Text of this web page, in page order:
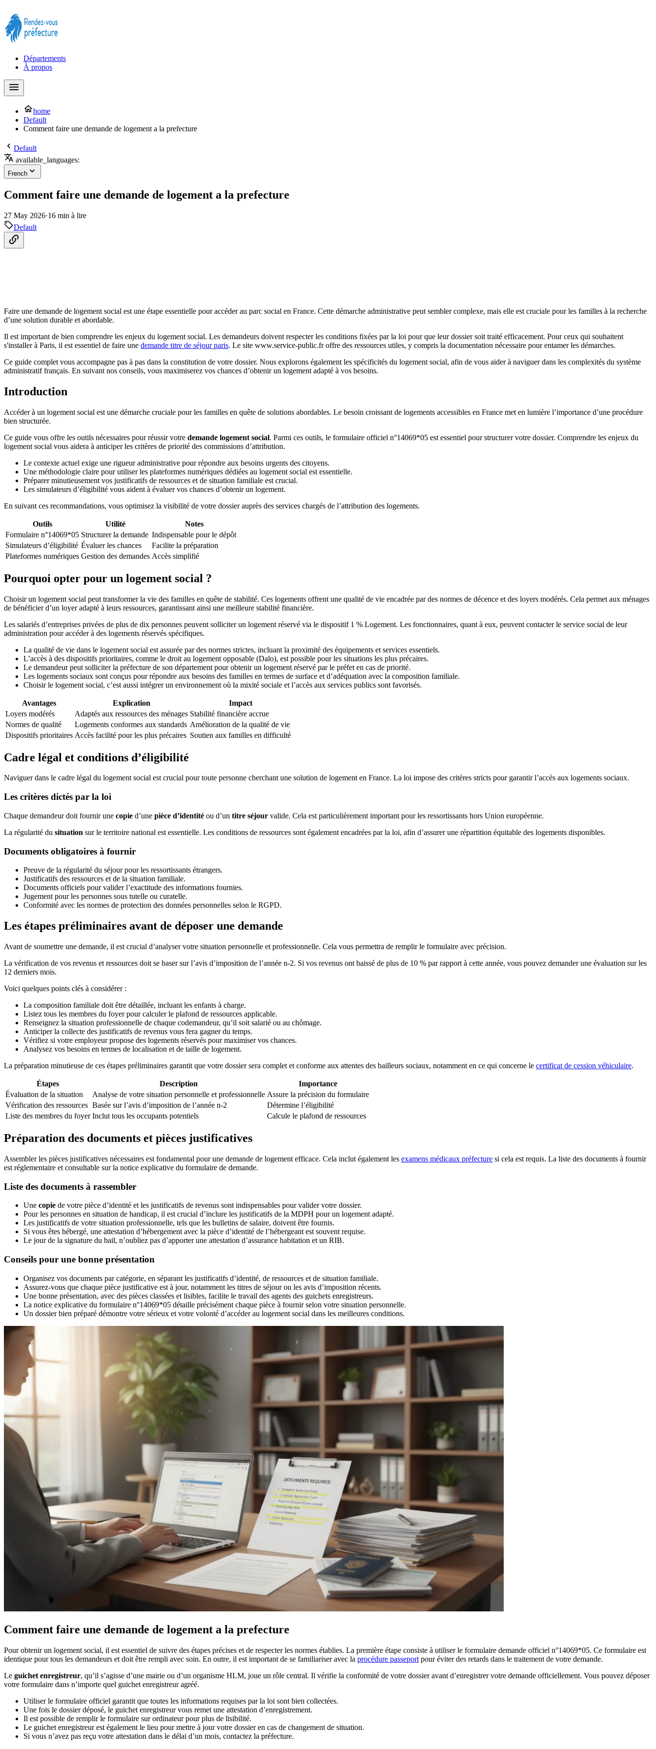
Départements
À propos
home
Default
Comment faire une demande de logement a la prefecture
Default
available_languages:
French
Comment faire une demande de logement a la prefecture
27 May 2026·16 min à lire
Default
Faire une demande de logement social est une étape essentielle pour accéder au parc social en France. Cette démarche administrative peut sembler complexe, mais elle est cruciale pour les familles à la recherche
d’une solution durable et abordable.
Il est important de bien comprendre les enjeux du logement social. Les demandeurs doivent respecter les conditions fixées par la loi pour que leur dossier soit traité efficacement. Pour ceux qui souhaitent
s'installer à Paris, il est essentiel de faire une demande titre de séjour paris. Le site www.service-public.fr offre des ressources utiles, y compris la documentation nécessaire pour entamer les démarches.
Ce guide complet vous accompagne pas à pas dans la constitution de votre dossier. Nous explorons également les spécificités du logement social, afin de vous aider à naviguer dans les complexités du système
administratif français. En suivant nos conseils, vous maximiserez vos chances d’obtenir un logement adapté à vos besoins.
Introduction
Accéder à un logement social est une démarche cruciale pour les familles en quête de solutions abordables. Le besoin croissant de logements accessibles en France met en lumière l’importance d’une procédure
bien structurée.
Ce guide vous offre les outils nécessaires pour réussir votre demande logement social. Parmi ces outils, le formulaire officiel n°14069*05 est essentiel pour structurer votre dossier. Comprendre les enjeux du
logement social vous aidera à anticiper les critères de priorité des commissions d’attribution.
Le contexte actuel exige une rigueur administrative pour répondre aux besoins urgents des citoyens.
Une méthodologie claire pour utiliser les plateformes numériques dédiées au logement social est essentielle.
Préparer minutieusement vos justificatifs de ressources et de situation familiale est crucial.
Les simulateurs d’éligibilité vous aident à évaluer vos chances d’obtenir un logement.
En suivant ces recommandations, vous optimisez la visibilité de votre dossier auprès des services chargés de l’attribution des logements.
Outils Utilité
Notes
Formulaire n°14069*05 Structurer la demande Indispensable pour le dépôt
Simulateurs d’éligibilité Évaluer les chances
Facilite la préparation
Plateformes numériques Gestion des demandes Accès simplifié
Pourquoi opter pour un logement social ?
Choisir un logement social peut transformer la vie des familles en quête de stabilité. Ces logements offrent une qualité de vie encadrée par des normes de décence et des loyers modérés. Cela permet aux ménages
de bénéficier d’un loyer adapté à leurs ressources, garantissant ainsi une meilleure stabilité financière.
Les salariés d’entreprises privées de plus de dix personnes peuvent solliciter un logement réservé via le dispositif 1 % Logement. Les fonctionnaires, quant à eux, peuvent contacter le service social de leur
administration pour accéder à des logements réservés spécifiques.
La qualité de vie dans le logement social est assurée par des normes strictes, incluant la proximité des équipements et services essentiels.
L’accès à des dispositifs prioritaires, comme le droit au logement opposable (Dalo), est possible pour les situations les plus précaires.
Le demandeur peut solliciter la préfecture de son département pour obtenir un logement réservé par le préfet en cas de priorité.
Les logements sociaux sont conçus pour répondre aux besoins des familles en termes de surface et d’adéquation avec la composition familiale.
Choisir le logement social, c’est aussi intégrer un environnement où la mixité sociale et l’accès aux services publics sont favorisés.
Avantages Explication
Impact
Loyers modérés
Adaptés aux ressources des ménages Stabilité financière accrue
Normes de qualité
Logements conformes aux standards Amélioration de la qualité de vie
Dispositifs prioritaires Accès facilité pour les plus précaires Soutien aux familles en difficulté
Cadre légal et conditions d’éligibilité
Naviguer dans le cadre légal du logement social est crucial pour toute personne cherchant une solution de logement en France. La loi impose des critères stricts pour garantir l’accès aux logements sociaux.
Les critères dictés par la loi
Chaque demandeur doit fournir une copie d’une pièce d’identité ou d’un titre séjour valide. Cela est particulièrement important pour les ressortissants hors Union européenne.
La régularité du situation sur le territoire national est essentielle. Les conditions de ressources sont également encadrées par la loi, afin d’assurer une répartition équitable des logements disponibles.
Documents obligatoires à fournir
Preuve de la régularité du séjour pour les ressortissants étrangers.
Justificatifs des ressources et de la situation familiale.
Documents officiels pour valider l’exactitude des informations fournies.
Jugement pour les personnes sous tutelle ou curatelle.
Conformité avec les normes de protection des données personnelles selon le RGPD.
Les étapes préliminaires avant de déposer une demande
Avant de soumettre une demande, il est crucial d’analyser votre situation personnelle et professionnelle. Cela vous permettra de remplir le formulaire avec précision.
La vérification de vos revenus et ressources doit se baser sur l’avis d’imposition de l’année n-2. Si vos revenus ont baissé de plus de 10 % par rapport à cette année, vous pouvez demander une évaluation sur les
12 derniers mois.
Voici quelques points clés à considérer :
La composition familiale doit être détaillée, incluant les enfants à charge.
Listez tous les membres du foyer pour calculer le plafond de ressources applicable.
Renseignez la situation professionnelle de chaque codemandeur, qu’il soit salarié ou au chômage.
Anticiper la collecte des justificatifs de revenus vous fera gagner du temps.
Vérifiez si votre employeur propose des logements réservés pour maximiser vos chances.
Analysez vos besoins en termes de localisation et de taille de logement.
La préparation minutieuse de ces étapes préliminaires garantit que votre dossier sera complet et conforme aux attentes des bailleurs sociaux, notamment en ce qui concerne le certificat de cession véhiculaire.
Étapes Description
Importance
Évaluation de la situation
Analyse de votre situation personnelle et professionnelle Assure la précision du formulaire
Vérification des ressources Basée sur l’avis d’imposition de l’année n-2
Détermine l’éligibilité
Liste des membres du foyer Inclut tous les occupants potentiels Calcule le plafond de ressources
Préparation des documents et pièces justificatives
Assembler les pièces justificatives nécessaires est fondamental pour une demande de logement efficace. Cela inclut également les examens médicaux préfecture si cela est requis. La liste des documents à fournir
est réglementaire et consultable sur la notice explicative du formulaire de demande.
Liste des documents à rassembler
Une copie de votre pièce d’identité et les justificatifs de revenus sont indispensables pour valider votre dossier.
Pour les personnes en situation de handicap, il est crucial d’inclure les justificatifs de la MDPH pour un logement adapté.
Les justificatifs de votre situation professionnelle, tels que les bulletins de salaire, doivent être fournis.
Si vous êtes hébergé, une attestation d’hébergement avec la pièce d’identité de l’hébergeant est souvent requise.
Le jour de la signature du bail, n’oubliez pas d’apporter une attestation d’assurance habitation et un RIB.
Conseils pour une bonne présentation
Organisez vos documents par catégorie, en séparant les justificatifs d’identité, de ressources et de situation familiale.
Assurez-vous que chaque pièce justificative est à jour, notamment les titres de séjour ou les avis d’imposition récents.
Une bonne présentation, avec des pièces classées et lisibles, facilite le travail des agents des guichets enregistreurs.
La notice explicative du formulaire n°14069*05 détaille précisément chaque pièce à fournir selon votre situation personnelle.
Un dossier bien préparé démontre votre sérieux et votre volonté d’accéder au logement social dans les meilleures conditions.
Comment faire une demande de logement a la prefecture
Pour obtenir un logement social, il est essentiel de suivre des étapes précises et de respecter les normes établies. La première étape consiste à utiliser le formulaire demande officiel n°14069*05. Ce formulaire est
identique pour tous les demandeurs et doit être rempli avec soin. En outre, il est important de se familiariser avec la procédure passeport pour éviter des retards dans le traitement de votre demande.
Le guichet enregistreur, qu’il s’agisse d’une mairie ou d’un organisme HLM, joue un rôle central. Il vérifie la conformité de votre dossier avant d’enregistrer votre demande officiellement. Vous pouvez déposer
votre formulaire dans n’importe quel guichet enregistreur agréé.
Utiliser le formulaire officiel garantit que toutes les informations requises par la loi sont bien collectées.
Une fois le dossier déposé, le guichet enregistreur vous remet une attestation d’enregistrement.
Il est possible de remplir le formulaire sur ordinateur pour plus de lisibilité.
Le guichet enregistreur est également le lieu pour mettre à jour votre dossier en cas de changement de situation.
Si vous n’avez pas reçu votre attestation dans le délai d’un mois, contactez la préfecture.